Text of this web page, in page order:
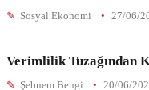
Sosyal Ekonomi 27/06/
Verimlilik Tuzağından
Şebnem Bengi 20/06/